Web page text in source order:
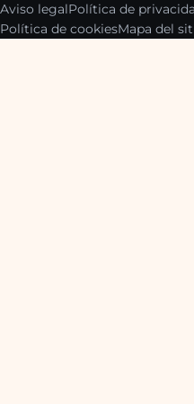
Aviso legalPolítica de
Política de cookiesMapa del